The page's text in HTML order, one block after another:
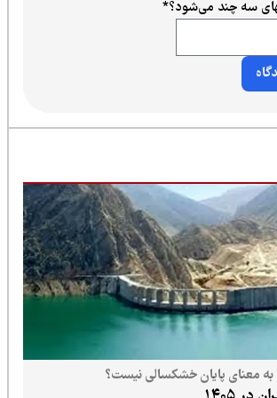
چند می‌شود؟*
پایان خشکسالی نیست؟